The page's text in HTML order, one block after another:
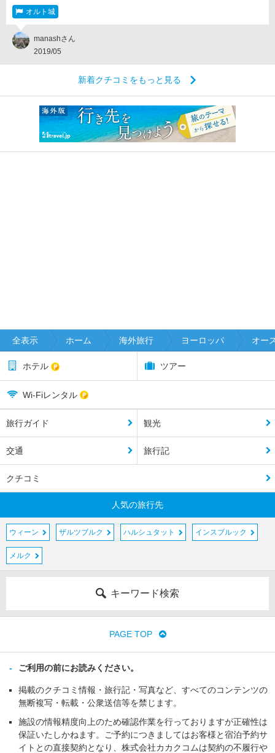
オルト城
manashさん
2019/05
新着クチコミをもっと見る
全表示 ホーム 海外旅行 ヨーロッパ オー
ホテル ツアー
Wi-Fiレンタル
旅行ガイド 観光
交通 旅行記
クチコミ
人気の旅行先
ウィーン ザルツブルク ハルシュタット インスブルック
メルク
キーワード検索
PAGE TOP
ご利用の前にお読みください。
掲載のクチコミ情報・旅行記・写真など、すべてのコンテンツの
無断複写・転載・公衆送信等を禁じます。
施設の情報精度向上のため確認作業を行っておりますが正確性は
保証いたしかねます。ご予約につきましてはお客様と宿泊予約サ
イトとの直接契約となり、株式会社カカクコムは契約の不履行や